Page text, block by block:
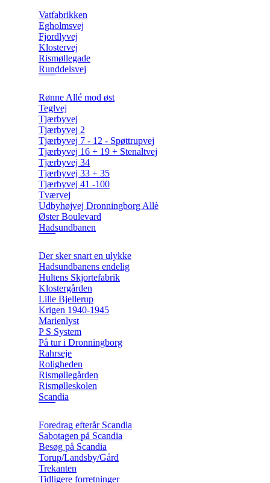
Vatfabrikken
Egholmsvej
Fjordlyvej
Klostervej
Rismøllegade
Runddelsvej
Rønne Allé mod øst
Teglvej
Tjærbyvej
Tjærbyvej 2
Tjærbyvej 7 - 12 - Spøttrupvej
Tjærbyvej 16 + 19 + Stenaltvej
Tjærbyvej 34
Tjærbyvej 33 + 35
Tjærbyvej 41 -100
Tværvej
Udbyhøjvej Dronningborg Allè
Øster Boulevard
Hadsundbanen
Der sker snart en ulykke
Hadsundbanens endelig
Hultens Skjortefabrik
Klostergården
Lille Bjellerup
Krigen 1940-1945
Marienlyst
P S System
På tur i Dronningborg
Rahrseje
Roligheden
Rismøllegården
Rismølleskolen
Scandia
Foredrag efterår Scandia
Sabotagen på Scandia
Besøg på Scandia
Torup/Landsby/Gård
Trekanten
Tidligere forretninger